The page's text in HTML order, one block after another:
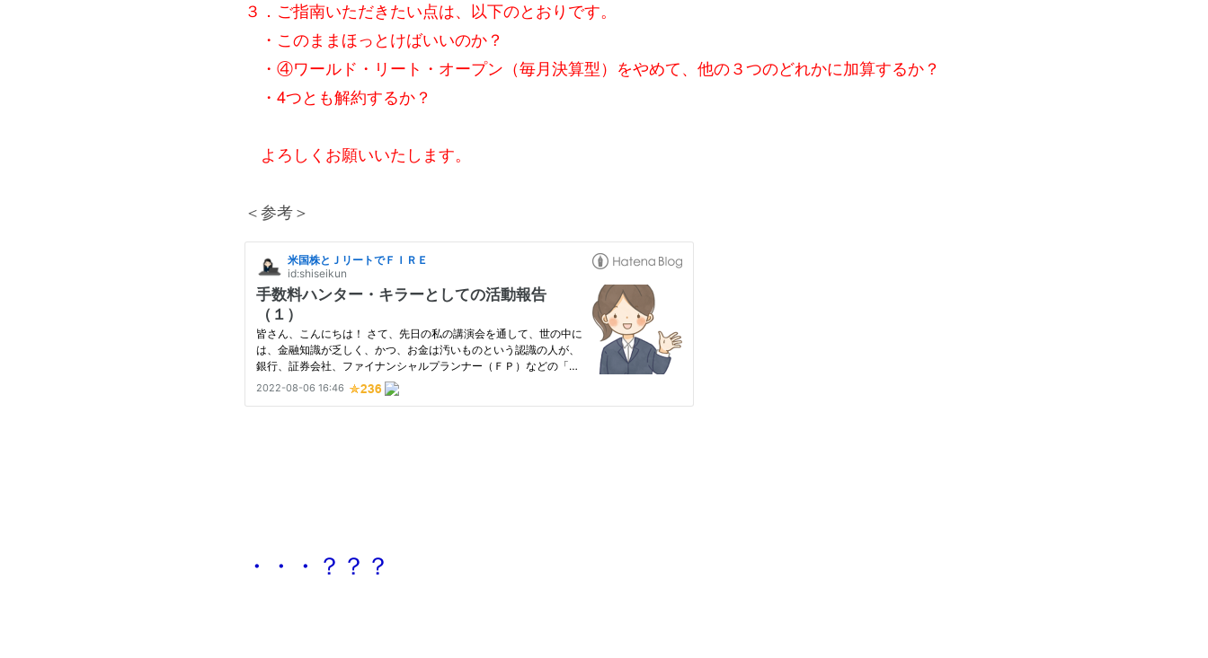
３．ご指南いただきたい点は、以下のとおりです。
・このままほっとけばいいのか？
・④ワールド・リート・オープン（毎月決算型）をやめて、他の３つのどれかに加算するか？
・4つとも解約するか？
よろしくお願いいたします。
＜参考＞
・・・？？？